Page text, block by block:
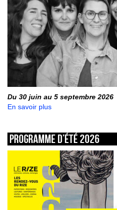
Du 30 juin au 5 septembre 2026
En savoir plus
Programme d’été 2026